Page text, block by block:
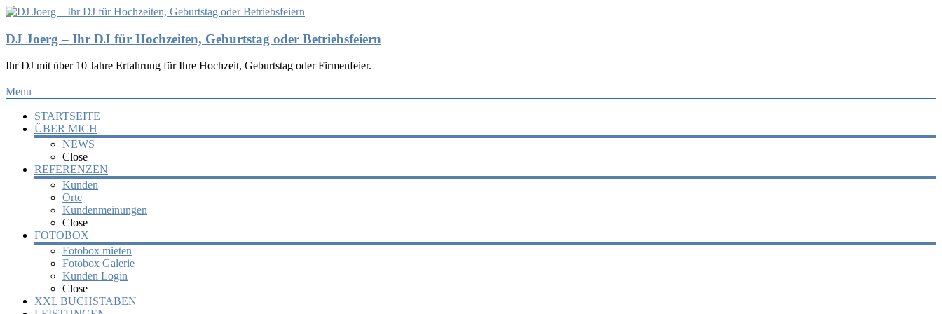
DJ Joerg – Ihr DJ für Hochzeiten, Geburtstag oder Betriebsfeiern
Ihr DJ mit über 10 Jahre Erfahrung für Ihre Hochzeit, Geburtstag oder Firmenfeier.
Menu
STARTSEITE
ÜBER MICH
NEWS
Close
REFERENZEN
Kunden
Orte
Kundenmeinungen
Close
FOTOBOX
Fotobox mieten
Fotobox Galerie
Kunden Login
Close
XXL BUCHSTABEN